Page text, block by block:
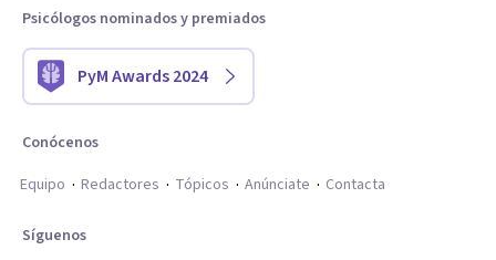
Psicólogos nominados y premiados
PyM Awards 2024
Conócenos
Equipo
Redactores Tópicos Anúnciate Contacta
Síguenos